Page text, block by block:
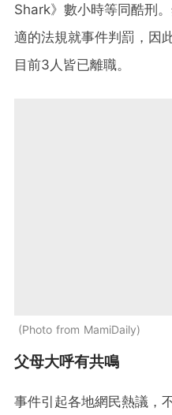
Shark》數小時等同酷刑
適的法規就事件判罰，因
目前3人皆已離職。
Photo from MamiDaily
父母大呼有共鳴
事件引起各地網民熱議，